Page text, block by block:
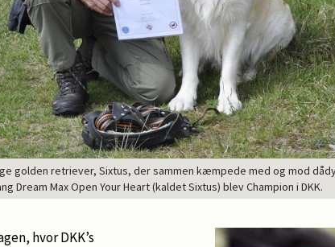
golden retriever, Sixtus, der sammen kæmpede med og mod
Dream Max Open Your Heart (kaldet Sixtus) blev Champion i DKK.
hvor DKK’s